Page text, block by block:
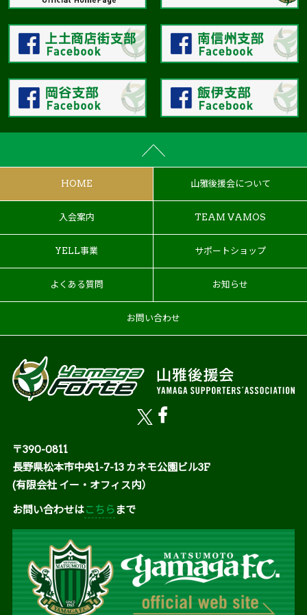
HOME 山雅後援会について
入会案内 TEAM VAMOS
YELL事業 サポートショップ
よくある質問 お知らせ
お問い合わせ
〒390-0811
長野県松本市中央1-7-13 カネモ公園ビル3F
(有限会社 イー・オフィス内）
お問い合わせはこちら まで